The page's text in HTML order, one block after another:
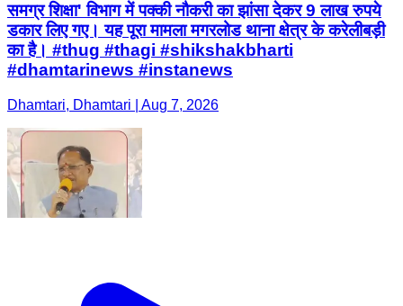
समग्र शिक्षा' विभाग में पक्की नौकरी का झांसा देकर 9 लाख रुपये
डकार लिए गए। यह पूरा मामला मगरलोड थाना क्षेत्र के करेलीबड़ी
का है। #thug #thagi #shikshakbharti
#dhamtarinews #instanews
Dhamtari, Dhamtari | Aug 7, 2026